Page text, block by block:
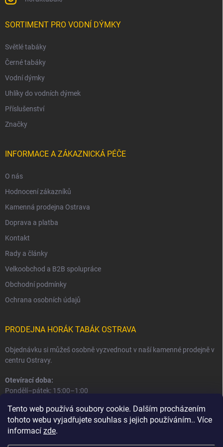
Tento web používá soubory cookie. Dalším procházením
tohoto webu vyjadřujete souhlas s jejich používáním.. Více
informací zde.
SORTIMENT PRO VODNÍ DÝMKY
Světlé tabáky
Černé tabáky
Vodní dýmky
Uhlíky do vodních dýmek
Příslušenství
Značky
INFORMACE A ZÁKAZNICKÁ PÉČE
O nás
Hodnocení zákazníků
Kamenná prodejna Ostrava
Doprava a platba
Kontakt
Rady a články
Velkoobchod a B2B spolupráce
Obchodní podmínky
Ochrana osobních údajů
PRODEJNA HORÁK TABÁK OSTRAVA
Objednávku si můžeš osobně vyzvednout v naší kamenné prodejně v
centru Ostravy.
Otevírací doba:
Pondělí–pátek: 15:00–1:00
Informace o prodejně a osobním odběru